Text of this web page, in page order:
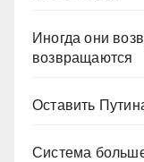
Иногда они
возвращаются
Оставить
Система